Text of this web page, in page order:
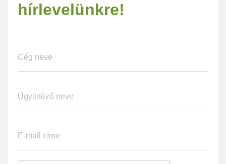
hírlevelünkre!